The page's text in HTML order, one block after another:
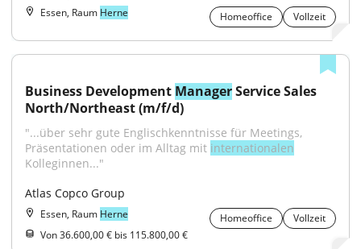
Essen, Raum Herne Homeoffice Vollzeit
Business Development Manager Service Sales
North/Northeast (m/f/d)
"...über sehr gute Englischkenntnisse für Meetings,
Präsentationen oder im Alltag mit internationalen
Kolleginnen..."
Atlas Copco Group
Essen, Raum Herne Homeoffice
Vollzeit
Von 36.600,00 € bis 115.800,00 €